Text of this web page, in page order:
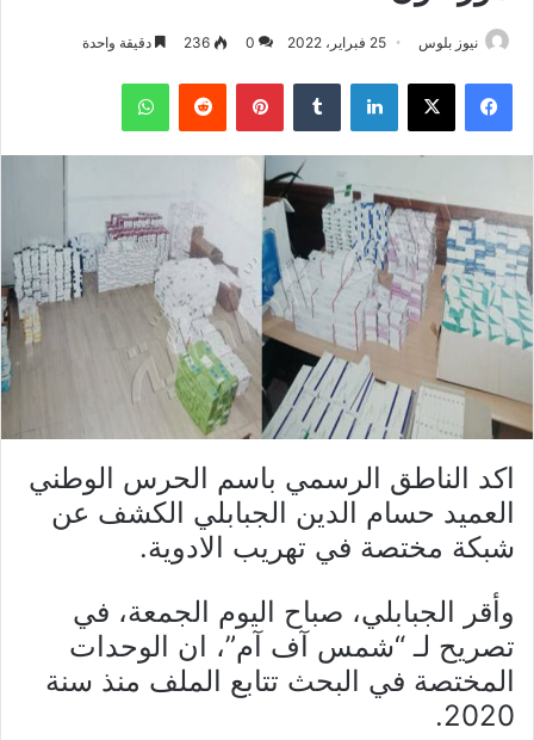
نيوز بلوس 25 فبراير، 2022 0
236 دقيقة واحدة
فيسبوك X لينكدإن بينتيريست واتساب
اكد الناطق الرسمي باسم الحرس الوطني
العميد حسام الدين الجبابلي الكشف عن
شبكة مختصة في تهريب الادوية.
وأقر الجبابلي، صباح اليوم الجمعة، في
تصريح لـ “شمس آف آم”، ان الوحدات
المختصة في البحث تتابع الملف منذ سنة
2020.